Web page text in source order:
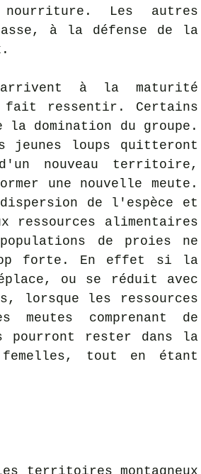
Les autres
à la défense de la
arrivent à la maturité
fait ressentir. Certains
domination du groupe.
jeunes loups quitteront
nouveau territoire,
une nouvelle meute.
de l'espèce et
ressources alimentaires
de proies ne
forte. En effet si la
ou se réduit avec
lorsque les ressources
comprenant de
pourront rester dans la
tout en étant
territoires montagneux